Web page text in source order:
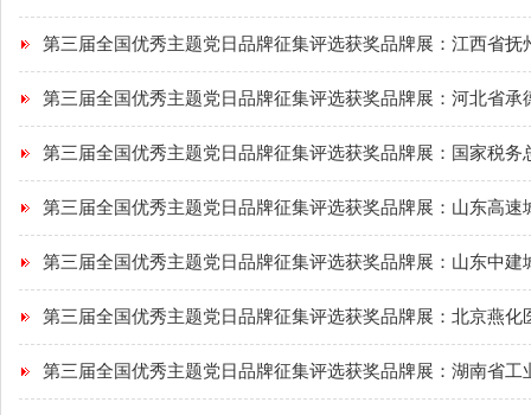
第三届全国优秀主题党日品牌征集评选获奖品牌展：江西省抚
第三届全国优秀主题党日品牌征集评选获奖品牌展：河北省承
第三届全国优秀主题党日品牌征集评选获奖品牌展：国家税务
第三届全国优秀主题党日品牌征集评选获奖品牌展：山东高速
第三届全国优秀主题党日品牌征集评选获奖品牌展：山东中建
第三届全国优秀主题党日品牌征集评选获奖品牌展：北京燕化
第三届全国优秀主题党日品牌征集评选获奖品牌展：湖南省工